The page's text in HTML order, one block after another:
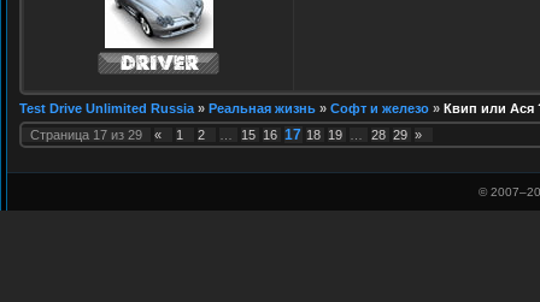
Test Drive Unlimited Russia » Реальная жизнь » Софт и железо » Квип или Ася
Страница 17 из 29 « 1 2 15 16 17 18 19 28 29 »
© 2007–